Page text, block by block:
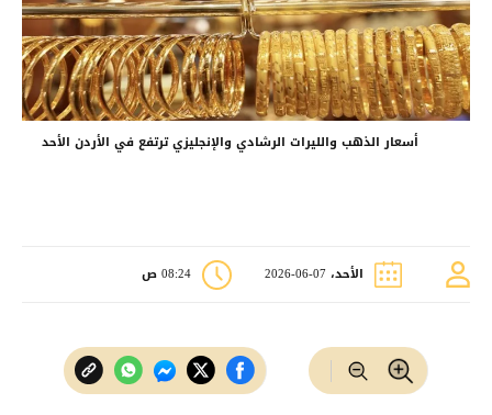
أسعار الذهب والليرات الرشادي والإنجليزي ترتفع في الأردن الأحد
الأحد، 07-06-2026 08:24 ص